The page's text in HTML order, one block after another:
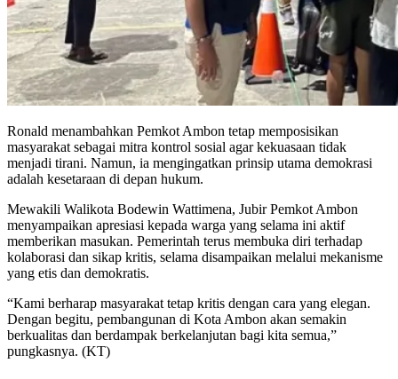
Ronald menambahkan Pemkot Ambon tetap memposisikan
masyarakat sebagai mitra kontrol sosial agar kekuasaan tidak
menjadi tirani. Namun, ia mengingatkan prinsip utama demokrasi
adalah kesetaraan di depan hukum.
Mewakili Walikota Bodewin Wattimena, Jubir Pemkot Ambon
menyampaikan apresiasi kepada warga yang selama ini aktif
memberikan masukan. Pemerintah terus membuka diri terhadap
kolaborasi dan sikap kritis, selama disampaikan melalui mekanisme
yang etis dan demokratis.
“Kami berharap masyarakat tetap kritis dengan cara yang elegan.
Dengan begitu, pembangunan di Kota Ambon akan semakin
berkualitas dan berdampak berkelanjutan bagi kita semua,”
pungkasnya. (KT)